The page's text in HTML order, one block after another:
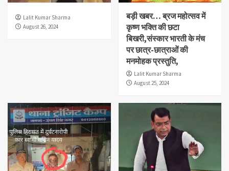
Lalit Kumar Sharma
August 26, 2024
बड़ी खबर… ब्रज महोत्सव में
कृष्ण भक्ति की छटा
बिखरी,संस्कार भारती के मंच
पर छात्र-छात्राओं की
मनमोहक प्रस्तुति,
Lalit Kumar Sharma
August 25, 2024